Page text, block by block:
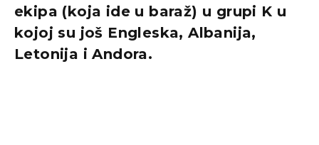
ekipa (koja ide u baraž) u grupi K u
kojoj su još Engleska, Albanija,
Letonija i Andora.